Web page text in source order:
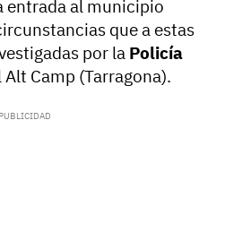
entrada al municipio
que a estas
por la Policía
Camp (Tarragona).